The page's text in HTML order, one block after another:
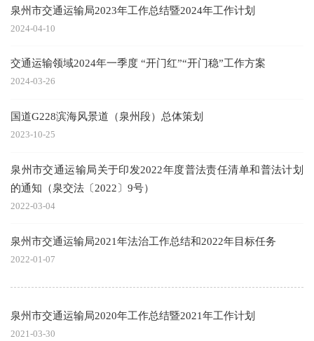
泉州市交通运输局2023年工作总结暨2024年工作计划
2024-04-10
交通运输领域2024年一季度 “开门红”“开门稳”工作方案
2024-03-26
国道G228滨海风景道（泉州段）总体策划
2023-10-25
泉州市交通运输局关于印发2022年度普法责任清单和普法计划
的通知（泉交法〔2022〕9号）
2022-03-04
泉州市交通运输局2021年法治工作总结和2022年目标任务
2022-01-07
泉州市交通运输局2020年工作总结暨2021年工作计划
2021-03-30